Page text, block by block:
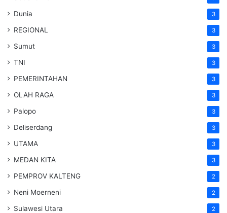
Dunia 3
REGIONAL 3
Sumut 3
TNI 3
PEMERINTAHAN 3
OLAH RAGA 3
Palopo 3
Deliserdang 3
UTAMA 3
MEDAN KITA 3
PEMPROV KALTENG 2
Neni Moerneni 2
Sulawesi Utara 2